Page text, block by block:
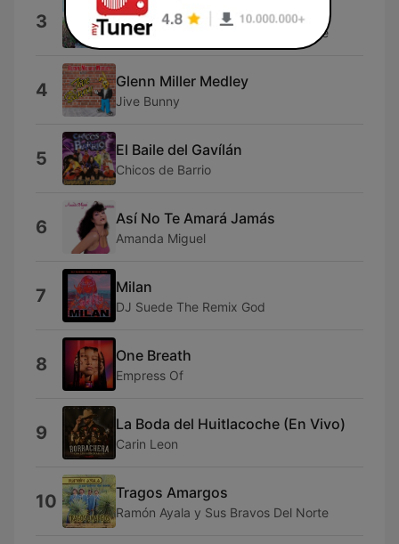
3 Vestida De Color De Rosa
Ramón Ayala y Sus Bravos Del Norte
4 Glenn Miller Medley
Jive Bunny
5 El Baile del Gavílán
Chicos de Barrio
6 Así No Te Amará Jamás
Amanda Miguel
7 Milan
DJ Suede The Remix God
8 One Breath
Empress Of
9 La Boda del Huitlacoche (En Vivo)
Carin Leon
10 Tragos Amargos
Ramón Ayala y Sus Bravos Del Norte